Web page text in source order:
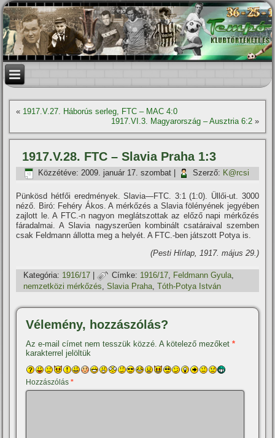
« 1917.V.27. Háborús serleg, FTC – MAC 4:0
1917.VI.3. Magyarország – Ausztria 6:2»
1917.V.28. FTC – Slavia Praha 1:3
Közzétéve: 2009. január 17. szombat Szerző: K@rcsi
Pünkösd hétfői eredmények. Slavia—FTC. 3:1 (1:0). Üllői-ut. 3000
néző. Biró: Fehéry Ákos. A mérkőzés a Slavia fölényének jegyében
zajlott le. A FTC.-n nagyon meglátszottak az előző napi mérkőzés
fáradalmai. A Slavia nagyszerűen kombinált csatáraival szemben
csak Feldmann állotta meg a helyét. A FTC.-ben játszott Potya is.
(Pesti Hí­rlap, 1917. május 29.)
Kategória: 1916/17 | Címke: 1916/17, Feldmann Gyula,
nemzetközi mérkőzés,Slavia Praha,Tóth-Potya István
Vélemény, hozzászólás?
Az e-mail címet nem tesszük közzé. A kötelező mezőket*
karakterrel jelöltük
Hozzászólás*